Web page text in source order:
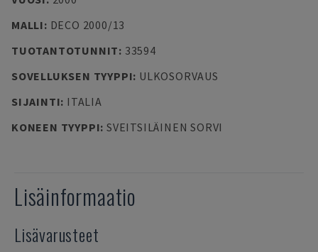
MALLI: DECO 2000/13
TUOTANTOTUNNIT: 33594
SOVELLUKSEN TYYPPI: ULKOSORVAUS
SIJAINTI: ITALIA
KONEEN TYYPPI: SVEITSILÄINEN SORVI
Lisäinformaatio
Lisävarusteet